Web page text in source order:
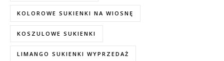
KOLOROWE SUKIENKI NA WIOSNĘ
KOSZULOWE SUKIENKI
LIMANGO SUKIENKI WYPRZEDAŻ